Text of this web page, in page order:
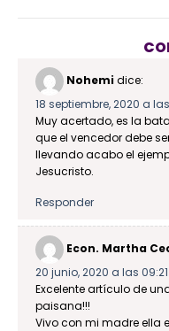
Nohemidice:
18 septiembre, 2020 a las
Muy acertado, es la
que el vencedor debe
llevando acabo el
Jesucristo.
Responder
Econ. Martha
20 junio, 2020 a las 09:21
Excelente artículo de
paisana!!!
Vivo con mi madre ella